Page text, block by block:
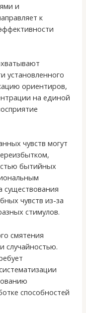
и
к
установленного
ориентиров,
на единой
чувств могут
бытийных
чувств из-за
стимулов.
смятения
случайностью.
способностей